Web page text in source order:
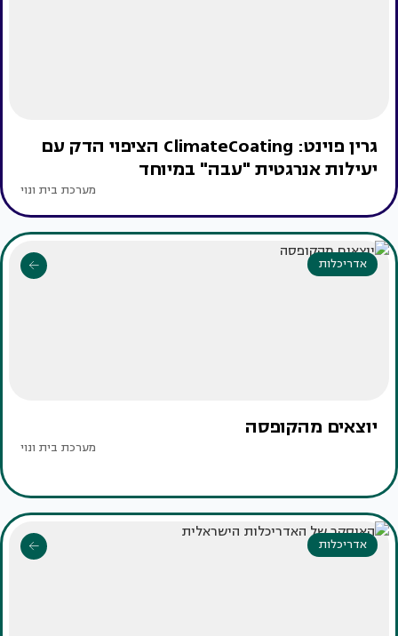
גרין פוינט: ClimateCoating הציפוי הדק עם
יעילות אנרגטית "עבה" במיוחד
מערכת בית ונוי
אדריכלות
יוצאים מהקופסה
מערכת בית ונוי
אדריכלות